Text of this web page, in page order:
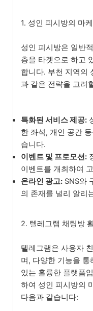
1. 성인 피시방의 마
성인 피시방은 일반
층을 타겟으로 하고
합니다. 부천 지역의
과 같은 전략을 고려
특화된 서비스 제공:
한 좌석, 개인 공간
습니다.
이벤트 및 프로모션:
이벤트를 개최하여
온라인 광고: SNS와
의 존재를 널리 알리
2. 텔레그램 채팅방
텔레그램은 사용자
며, 다양한 기능을
있는 훌륭한 플랫폼
하여 성인 피시방의
다음과 같습니다: